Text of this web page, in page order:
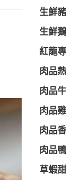
生鮮
生鮮
紅龍
肉品
肉品
肉品
肉品
肉品
草蝦